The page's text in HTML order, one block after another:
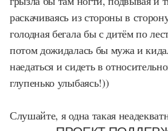
раскачиваясь из стороны в
голодная бегала бы с дитём по
потом дожидалась бы мужа и
наедаться и сидеть в
глупенько улыбаясь!))
Слушайте, я одна такая